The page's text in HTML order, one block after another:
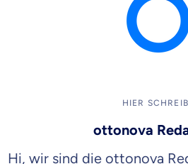
HIER
ottonova
Hi, wir sind die ottonova